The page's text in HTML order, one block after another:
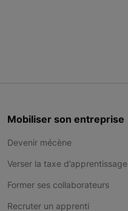
Mobiliser son entreprise
Devenir mécène
Verser la taxe d’apprentissage
Former ses collaborateurs
Recruter un apprenti